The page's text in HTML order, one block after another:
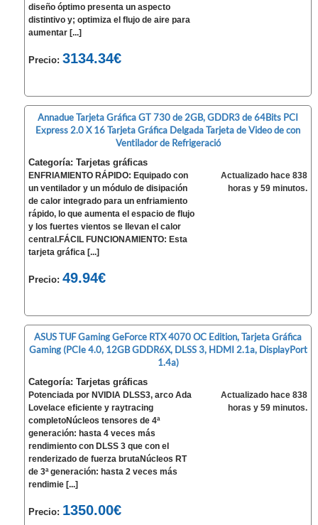
diseño óptimo presenta un aspecto
distintivo y; optimiza el flujo de aire para
aumentar [...]
Precio:3134.34€
Annadue Tarjeta Gráfica GT 730 de 2GB, GDDR3 de 64Bits PCI
Express 2.0 X 16 Tarjeta Gráfica Delgada Tarjeta de Video de con
Ventilador de Refrigeració
Categoría: Tarjetas gráficas
ENFRIAMIENTO RÁPIDO: Equipado con
un ventilador y un módulo de disipación
de calor integrado para un enfriamiento
rápido, lo que aumenta el espacio de flujo
y los fuertes vientos se llevan el calor
central.FÁCIL FUNCIONAMIENTO: Esta
tarjeta gráfica [...]
Precio:49.94€
Actualizado hace 838
horas y 59 minutos.
ASUS TUF Gaming GeForce RTX 4070 OC Edition, Tarjeta Gráfica
Gaming (PCIe 4.0, 12GB GDDR6X, DLSS 3, HDMI 2.1a, DisplayPort
1.4a)
Categoría: Tarjetas gráficas
Potenciada por NVIDIA DLSS3, arco Ada
Lovelace eficiente y raytracing
completoNúcleos tensores de 4ª
generación: hasta 4 veces más
rendimiento con DLSS 3 que con el
renderizado de fuerza brutaNúcleos RT
de 3ª generación: hasta 2 veces más
rendimie [...]
Precio: 1350.00€
Actualizado hace 838
horas y 59 minutos.